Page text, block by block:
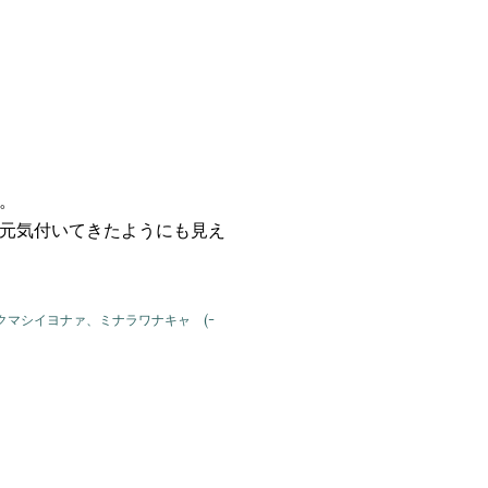
気付いてきたようにも見え
マシイヨナァ、ミナラワナキャ (-